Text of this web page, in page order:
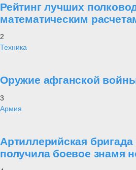
Рейтинг лучших
математическим
2
Техника
Оружие афганской
3
Армия
Артиллерийская
получила боевое знамя